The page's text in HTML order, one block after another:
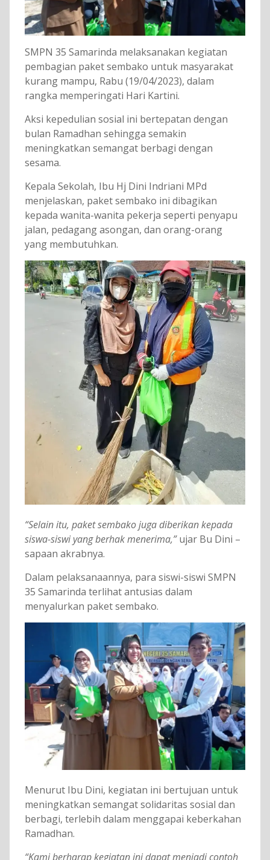
SMPN 35 Samarinda melaksanakan kegiatan
pembagian paket sembako untuk masyarakat
kurang mampu, Rabu (19/04/2023), dalam
rangka memperingati Hari Kartini.
Aksi kepedulian sosial ini bertepatan dengan
bulan Ramadhan sehingga semakin
meningkatkan semangat berbagi dengan
sesama.
Kepala Sekolah, Ibu Hj Dini Indriani MPd
menjelaskan, paket sembako ini dibagikan
kepada wanita-wanita pekerja seperti penyapu
jalan, pedagang asongan, dan orang-orang
yang membutuhkan.
“Selain itu, paket sembako juga diberikan kepada
siswa-siswi yang berhak menerima,”ujar Bu Dini –
sapaan akrabnya.
Dalam pelaksanaannya, para siswi-siswi SMPN
35 Samarinda terlihat antusias dalam
menyalurkan paket sembako.
Menurut Ibu Dini, kegiatan ini bertujuan untuk
meningkatkan semangat solidaritas sosial dan
berbagi, terlebih dalam menggapai keberkahan
Ramadhan.
“Kami berharap kegiatan ini dapat menjadi contoh